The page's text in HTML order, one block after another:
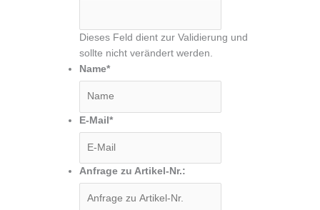
Dieses Feld dient zur Validierung und
sollte nicht verändert werden.
Name*
E-Mail*
Anfrage zu Artikel-Nr.: